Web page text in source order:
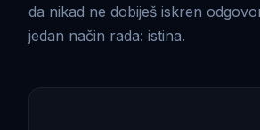
da nikad ne dobiješ iskren
jedan način rada: istina.